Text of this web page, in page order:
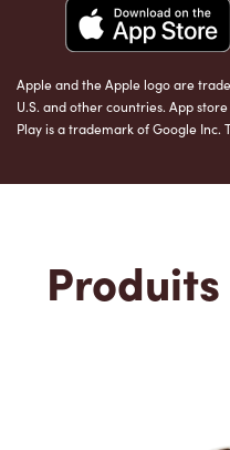
Apple and the Apple logo are
U.S. and other countries. App
Play is a trademark of Google Inc.